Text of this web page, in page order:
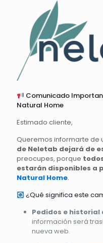
Comunicado
Natural Home
Estimado cliente,
Queremos informarte de
de Neletab dejará de
preocupes, porque
estarán disponibles a
Natural Home.
¿Qué significa este
Pedidos e historial
información será
nueva web.